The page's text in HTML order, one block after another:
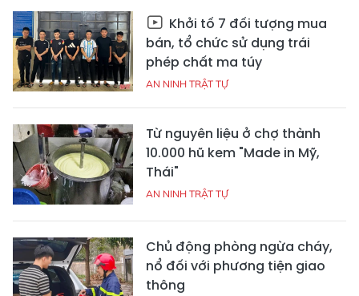
Khởi tố 7 đối tượng mua
bán, tổ chức sử dụng trái
phép chất ma túy
AN NINH TRẬT TỰ
Từ nguyên liệu ở chợ thành
10.000 hũ kem "Made in Mỹ,
Thái"
AN NINH TRẬT TỰ
Chủ động phòng ngừa cháy,
nổ đối với phương tiện giao
thông